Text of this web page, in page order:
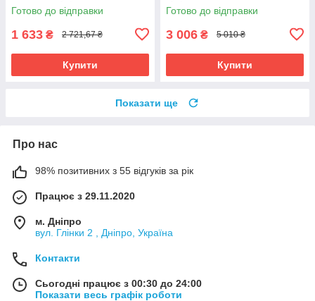
Готово до відправки
1 633 ₴ 2 721,67 ₴
Купити
Готово до відправки
3 006 ₴ 5 010 ₴
Купити
Показати ще
Про нас
98% позитивних з 55 відгуків за рік
Працює з 29.11.2020
м. Дніпро
вул. Глінки 2 , Дніпро, Україна
Контакти
Сьогодні працює з 00:30 до 24:00
Показати весь графік роботи